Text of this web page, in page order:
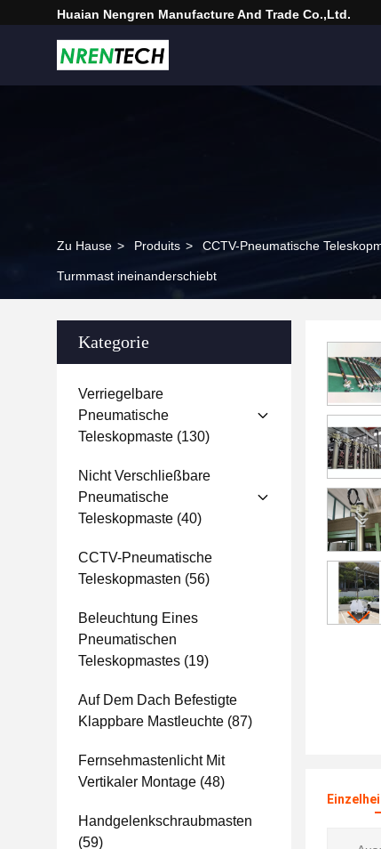
Huaian Nengren Manufacture And Trade Co.,Ltd.
Zu Hause > Produits > CCTV-Pneumatische
Turmmast ineinanderschiebt
Kategorie
Verriegelbare
Pneumatische
Teleskopmaste (130)
Nicht Verschließbare
Pneumatische
Teleskopmaste (40)
CCTV-Pneumatische
Teleskopmasten (56)
Beleuchtung Eines
Pneumatischen
Teleskopmastes (19)
Auf Dem Dach Befestigte
Klappbare Mastleuchte (87)
Fernsehmastenlicht Mit
Vertikaler Montage (48)
Handgelenkschraubmasten
(59)